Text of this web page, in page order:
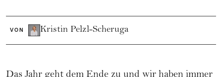
VON Kristin Pelzl-Scheruga